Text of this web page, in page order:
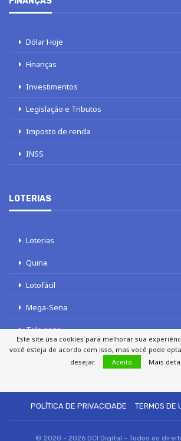
Dólar Hoje
Finanças
Investimentos
Legislação e Tributos
Imposto de renda
INSS
LOTERIAS
Loterias
Quina
Lotofácil
Mega-Sena
Tele sena
POLÍTICA DE PRIVACIDADE
TERMOS DE
© 2020 - 2026 DCI Digital - Todos os
Este site usa cookies para melhorar sua
você esteja de acordo com isso, mas você pode
desejar.
Aceito Mais